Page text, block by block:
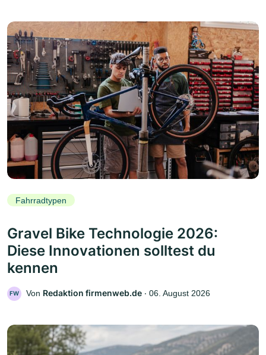
Fahrradtypen
Gravel Bike Technologie 2026:
Diese Innovationen solltest du
kennen
FW Von Redaktion firmenweb.de ‧ 06. August 2026